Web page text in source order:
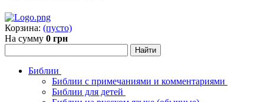
Корзина: (пусто)
На сумму 0 грн
Библии
Библии с примечаниями и комментариями
Библии для детей